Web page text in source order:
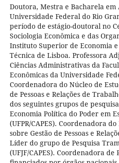
Doutora, Mestra e Bacharela
Universidade Federal do Rio
período de estágio-doutoral no
Sociologia Econômica e das
Instituto Superior de Economia
Técnica de Lisboa. Professora
Ciências Administrativas da
Econômicas da Universidade
Coordenadora do Núcleo de
de Pessoas e Relações de
dos seguintes grupos de
Economia Política do Poder em
(UFPR/CAPES). Coordenadora
sobre Gestão de Pessoas e
Líder do grupo de Pesquisa
(UFJF/CAPES). Coordenadora de